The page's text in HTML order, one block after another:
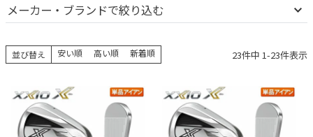
メーカー・ブランドで絞り込む
並び替え 安い順 高い順 新着順 23件中 1-23件表示